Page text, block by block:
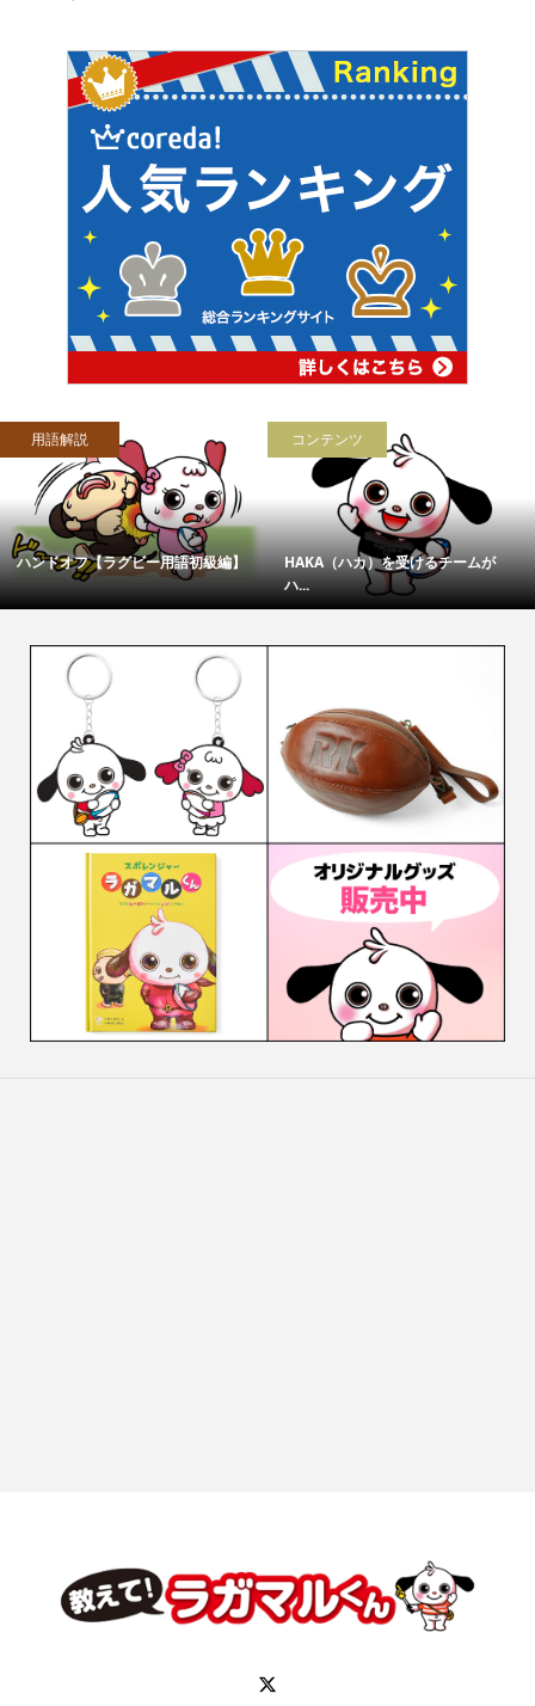
用語解説
ハンドオフ【ラグビー用語初級編】
コンテンツ
HAKA（ハカ）を受けるチームが
ハ...